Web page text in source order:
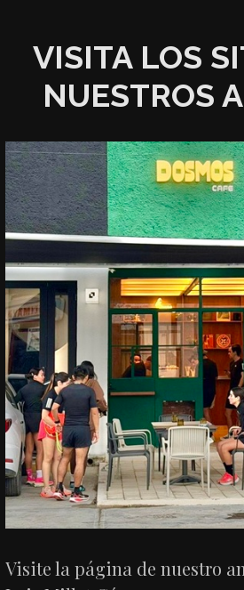
VISITA LOS
NUESTROS
Visite la página de nuestro